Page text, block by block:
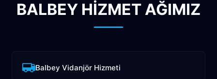
BALBEY HİZMET AĞIMIZ
Balbey Vidanjör Hizmeti